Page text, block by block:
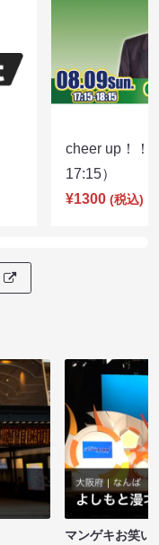
cheer up！
17:15）
¥1300 (税込)
マンゲキお笑い